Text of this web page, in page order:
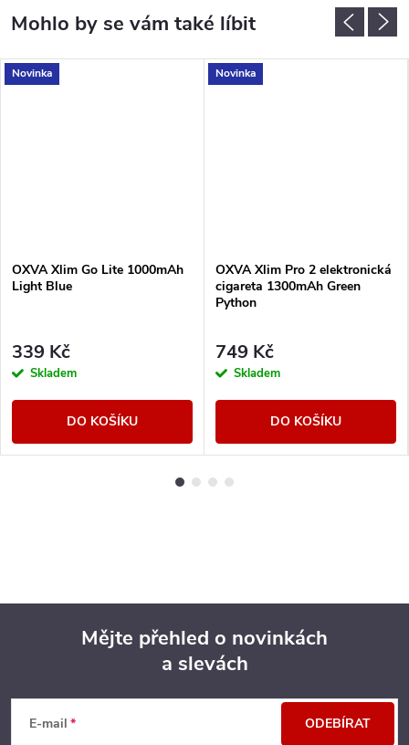
Novinka
OXVA Xlim Go Lite 1000mAh
Light Blue
339 Kč
Skladem
DO KOŠÍKU
Novinka
OXVA Xlim Pro 2 elektronická
cigareta 1300mAh Green
Python
749 Kč
Skladem
DO KOŠÍKU
Mějte přehled o novinkách
a slevách
E-mail ODEBÍRAT